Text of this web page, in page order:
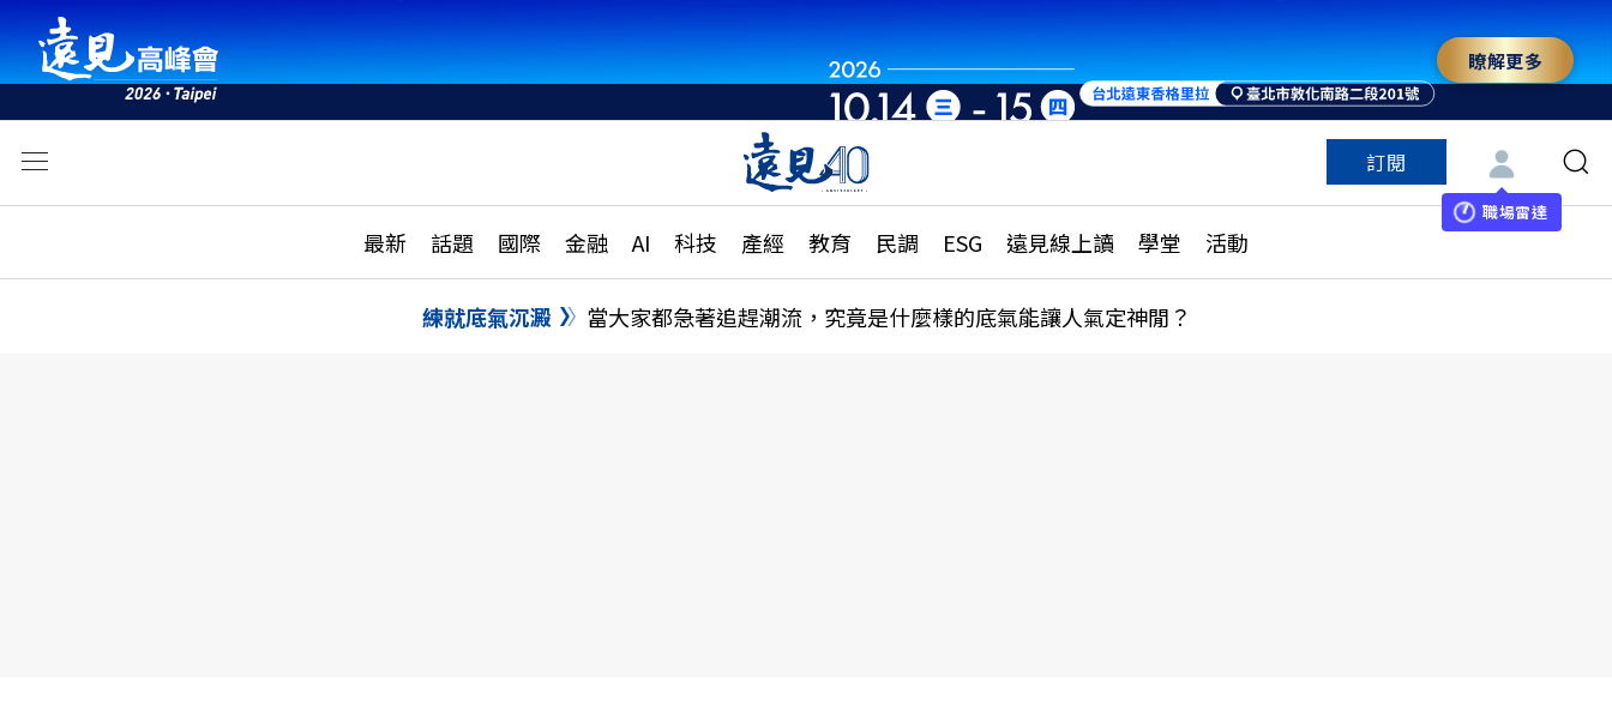
世界重組・洞見未來 與世界領袖同行
瞭解更多
訂閱
職場雷達
最新 話題 國際 金融 AI 科技 產經 教育 民調 ESG 遠見線上讀 學堂 活動
活動
話題
國際
特輯
大學升學、職涯攻略
縣市施政調查全解析
民調
更多訂閱方案
特色頻道
練就底氣沉澱 當大家都急著追趕潮流，究竟是什麼樣的底氣能讓人氣定神閒？